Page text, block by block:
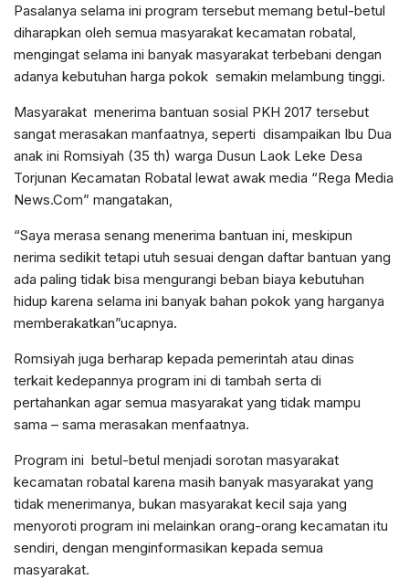
Pasalanya selama ini program tersebut memang betul-betul
diharapkan oleh semua masyarakat kecamatan robatal,
mengingat selama ini banyak masyarakat terbebani dengan
adanya kebutuhan harga pokok semakin melambung tinggi.
Masyarakat menerima bantuan sosial PKH 2017 tersebut
sangat merasakan manfaatnya, seperti disampaikan Ibu Dua
anak ini Romsiyah (35 th) warga Dusun Laok Leke Desa
Torjunan Kecamatan Robatal lewat awak media “Rega Media
News.Com” mangatakan,
“Saya merasa senang menerima bantuan ini, meskipun
nerima sedikit tetapi utuh sesuai dengan daftar bantuan yang
ada paling tidak bisa mengurangi beban biaya kebutuhan
hidup karena selama ini banyak bahan pokok yang harganya
memberakatkan”ucapnya.
Romsiyah juga berharap kepada pemerintah atau dinas
terkait kedepannya program ini di tambah serta di
pertahankan agar semua masyarakat yang tidak mampu
sama – sama merasakan menfaatnya.
Program ini betul-betul menjadi sorotan masyarakat
kecamatan robatal karena masih banyak masyarakat yang
tidak menerimanya, bukan masyarakat kecil saja yang
menyoroti program ini melainkan orang-orang kecamatan itu
sendiri, dengan menginformasikan kepada semua
masyarakat.